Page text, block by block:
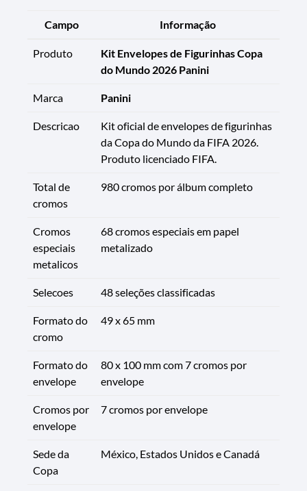
Campo Informação
Produto
Kit Envelopes de Figurinhas Copa
do Mundo 2026 Panini
Marca Panini
Descricao
Kit oficial de envelopes de figurinhas
da Copa do Mundo da FIFA 2026.
Produto licenciado FIFA.
Total de
cromos
980 cromos por álbum completo
Cromos
especiais
metalicos
68 cromos especiais em papel
metalizado
Selecoes 48 seleções classificadas
Formato do
cromo
49 x 65 mm
Formato do
envelope
80 x 100 mm com 7 cromos por
envelope
Cromos por
envelope
7 cromos por envelope
Sede da
Copa
México, Estados Unidos e Canadá